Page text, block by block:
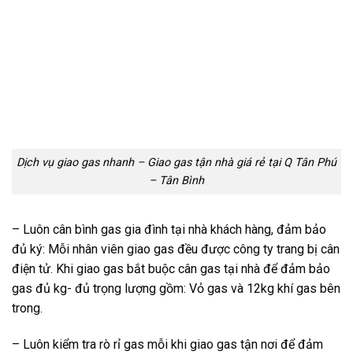
Dịch vụ giao gas nhanh – Giao gas tận nhà giá rẻ tại Q Tân Phú
– Tân Bình
– Luôn cân bình gas gia đình tại nhà khách hàng, đảm bảo
đủ ký: Mỗi nhân viên giao gas đều được công ty trang bị cân
điện tử. Khi giao gas bắt buộc cân gas tại nhà để đảm bảo
gas đủ kg- đủ trọng lượng gồm: Vỏ gas và 12kg khí gas bên
trong.
– Luôn kiểm tra rò rỉ gas mỗi khi giao gas tận nơi để đảm